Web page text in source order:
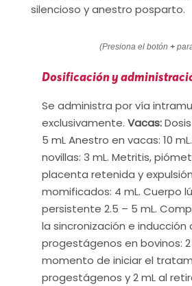
silencioso y anestro posparto.
(Presiona el botón+
Dosificación y
Se administra por vía
exclusivamente. Vacas:
5 mL Anestro en vacas: 10
novillas: 3 mL. Metritis,
placenta retenida y
momificados: 4 mL. Cuerpo
persistente 2.5 – 5 mL.
la sincronización e inducción
progestágenos en bovinos: 2
momento de iniciar el
progestágenos y 2 mL al